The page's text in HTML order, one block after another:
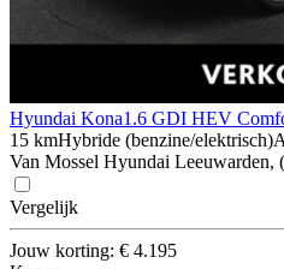
Hyundai Kona1.6 GDI HEV
15 kmHybride (benzine/elektrisch)
Van Mossel Hyundai Leeuwarden,
Vergelijk
Jouw korting: € 4.195